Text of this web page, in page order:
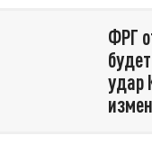
ФРГ
удар